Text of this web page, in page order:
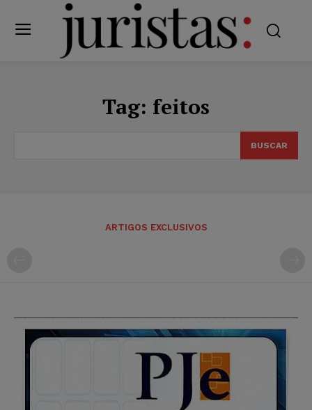
Tag: feitos
BUSCAR
ARTIGOS EXCLUSIVOS